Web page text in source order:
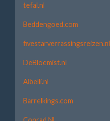
tefal.nl
Beddengoed.com
fivestarverrassingsreizen.nl
DeBloemist.nl
Albelli.nl
Barrelkings.com